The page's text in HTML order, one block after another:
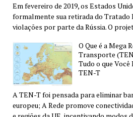
Em fevereiro de 2019, os Estados
formalmente sua retirada do Tratado
violações por parte da Rússia. O
O Que é a Mega
Transporte
Tudo o que Você
TEN-T
A TEN-T foi pensada para eliminar
europeu; A Rede promove